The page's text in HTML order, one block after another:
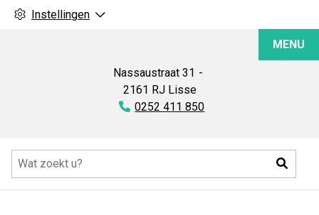
Instellingen
Nassaustraat 31
2161 RJ Lisse
Tel:
0252 411 850
MENU